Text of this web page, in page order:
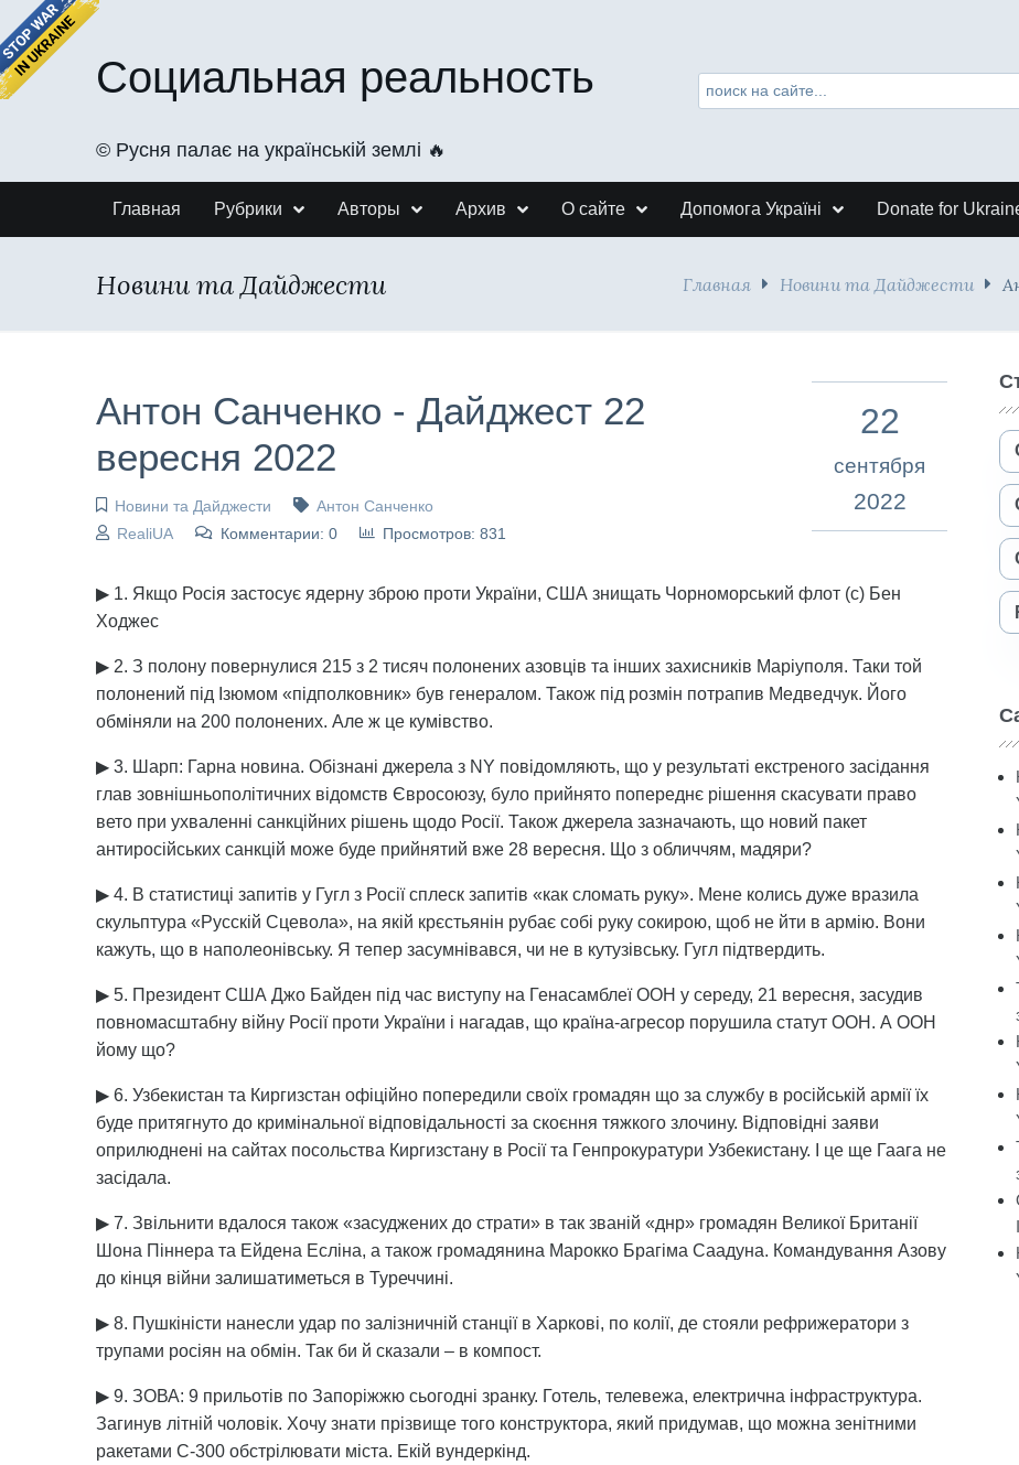
Социальная реальность
©️ Русня палає на українській землі 🔥
Главная Рубрики Авторы Архив О сайте Допомога Україні Donate for
Новини та Дайджести Главная Новини та Дайджести
Антон Санченко - Дайджест 22
вересня 2022
Новини та Дайджести
Антон Санченко
RealiUA
Комментарии: 0 Просмотров: 831
22
сентября
2022
▶ 1. Якщо Росія застосує ядерну зброю проти України, США знищать Чорноморський флот (с) Бен
Ходжес
▶ 2. З полону повернулися 215 з 2 тисяч полонених азовців та інших захисників Маріуполя. Таки той
полонений під Ізюмом «підполковник» був генералом. Також під розмін потрапив Медведчук. Його
обміняли на 200 полонених. Але ж це кумівство.
▶ 3. Шарп: Гарна новина. Обізнані джерела з NY повідомляють, що у результаті екстреного засідання
глав зовнішньополітичних відомств Євросоюзу, було прийнято попереднє рішення скасувати право
вето при ухваленні санкційних рішень щодо Росії. Також джерела зазначають, що новий пакет
антиросійських санкцій може буде прийнятий вже 28 вересня. Що з обличчям, мадяри?
▶ 4. В статистиці запитів у Гугл з Росії сплеск запитів «как сломать руку». Мене колись дуже вразила
скульптура «Русскій Сцевола», на якій крєстьянін рубає собі руку сокирою, щоб не йти в армію. Вони
кажуть, що в наполеонівську. Я тепер засумнівався, чи не в кутузівську. Гугл підтвердить.
▶ 5. Президент США Джо Байден під час виступу на Генасамблеї ООН у середу, 21 вересня, засудив
повномасштабну війну Росії проти України і нагадав, що країна-агресор порушила статут ООН. А ООН
йому що?
▶ 6. Узбекистан та Киргизстан офіційно попередили своїх громадян що за службу в російській армії їх
буде притягнуто до кримінальної відповідальності за скоєння тяжкого злочину. Відповідні заяви
оприлюднені на сайтах посольства Киргизстану в Росії та Генпрокуратури Узбекистану. І це ще Гаага не
засідала.
▶ 7. Звільнити вдалося також «засуджених до страти» в так званій «днр» громадян Великої Британії
Шона Піннера та Ейдена Есліна, а також громадянина Марокко Брагіма Саадуна. Командування Азову
до кінця війни залишатиметься в Туреччині.
▶ 8. Пушкіністи нанесли удар по залізничній станції в Харкові, по колії, де стояли рефрижератори з
трупами росіян на обмін. Так би й сказали – в компост.
▶ 9. ЗОВА: 9 прильотів по Запоріжжю сьогодні зранку. Готель, телевежа, електрична інфраструктура.
Загинув літній чоловік. Хочу знати прізвище того конструктора, який придумав, що можна зенітними
ракетами С-300 обстрілювати міста. Екій вундеркінд.